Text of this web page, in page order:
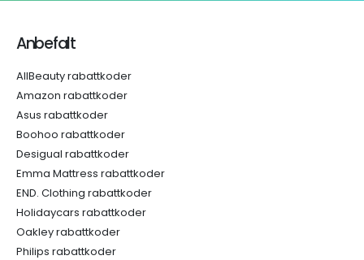
Anbefalt
AllBeauty rabattkoder
Amazon rabattkoder
Asus rabattkoder
Boohoo rabattkoder
Desigual rabattkoder
Emma Mattress rabattkoder
END. Clothing rabattkoder
Holidaycars rabattkoder
Oakley rabattkoder
Philips rabattkoder